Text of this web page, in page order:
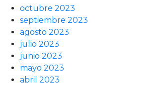
octubre 2023
septiembre 2023
agosto 2023
julio 2023
junio 2023
mayo 2023
abril 2023